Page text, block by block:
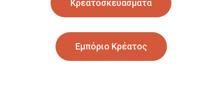
Κρεατοσκευάσματα
Εμπόριο Κρέατος